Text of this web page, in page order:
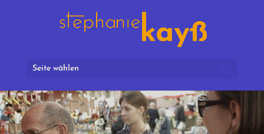
Seite wählen